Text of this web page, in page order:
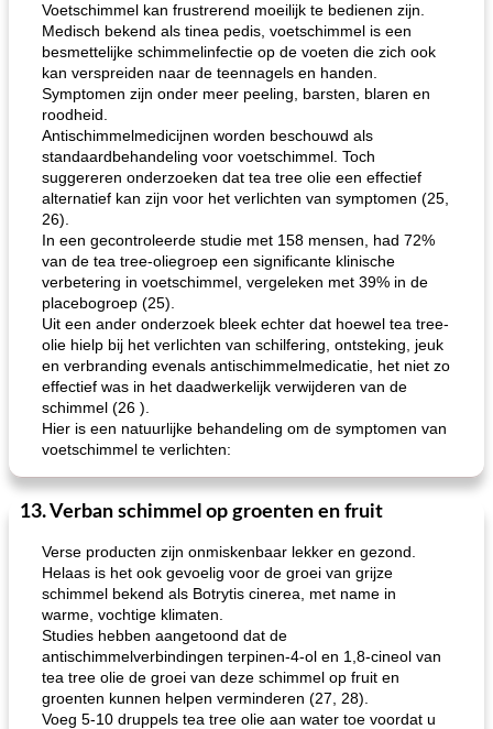
Voetschimmel kan frustrerend moeilijk te bedienen zijn.
Medisch bekend als tinea pedis, voetschimmel is een
besmettelijke schimmelinfectie op de voeten die zich ook
kan verspreiden naar de teennagels en handen.
Symptomen zijn onder meer peeling, barsten, blaren en
roodheid.
Antischimmelmedicijnen worden beschouwd als
standaardbehandeling voor voetschimmel. Toch
suggereren onderzoeken dat tea tree olie een effectief
alternatief kan zijn voor het verlichten van symptomen (25,
26).
In een gecontroleerde studie met 158 ​​mensen, had 72%
van de tea tree-oliegroep een significante klinische
verbetering in voetschimmel, vergeleken met 39% in de
placebogroep (25).
Uit een ander onderzoek bleek echter dat hoewel tea tree-
olie hielp bij het verlichten van schilfering, ontsteking, jeuk
en verbranding evenals antischimmelmedicatie, het niet zo
effectief was in het daadwerkelijk verwijderen van de
schimmel (26 ).
Hier is een natuurlijke behandeling om de symptomen van
voetschimmel te verlichten:
13. Verban schimmel op groenten en fruit
Verse producten zijn onmiskenbaar lekker en gezond.
Helaas is het ook gevoelig voor de groei van grijze
schimmel bekend als Botrytis cinerea, met name in
warme, vochtige klimaten.
Studies hebben aangetoond dat de
antischimmelverbindingen terpinen-4-ol en 1,8-cineol van
tea tree olie de groei van deze schimmel op fruit en
groenten kunnen helpen verminderen (27, 28).
Voeg 5-10 druppels tea tree olie aan water toe voordat u